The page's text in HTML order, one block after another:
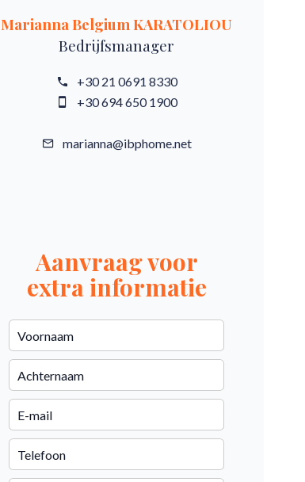
Marianna Belgium KARATOLIOU
Bedrijfsmanager
+30 21 0691 8330
+30 694 650 1900
marianna@ibphome.net
Aanvraag voor
extra informatie